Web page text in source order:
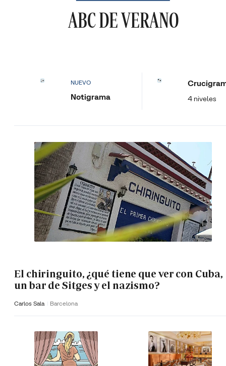
ABC DE VERANO
NUEVO
Notigrama 4 niveles
El chiringuito, ¿qué tiene que ver con Cuba,
un bar de Sitges y el nazismo?
Carlos Sala Barcelona